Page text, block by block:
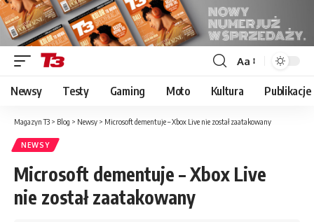
Font
Resizer
Aa
Newsy Testy Gaming Moto Kultura Publikacje
Magazyn T3 > Blog > Newsy > Microsoft dementuje – Xbox Live nie został zaatakowany
NEWSY
Microsoft dementuje – Xbox Live
nie został zaatakowany